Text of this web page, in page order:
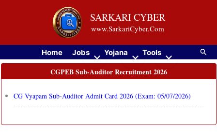
SARKARI CYBER
www.SarkariCyber.Com
Home Jobs Yojana Tools
CGPEB Sub‑Auditor Recruitment 2026
CG Vyapam Sub‑Auditor Admit Card 2026 (Exam: 05/07/2026)